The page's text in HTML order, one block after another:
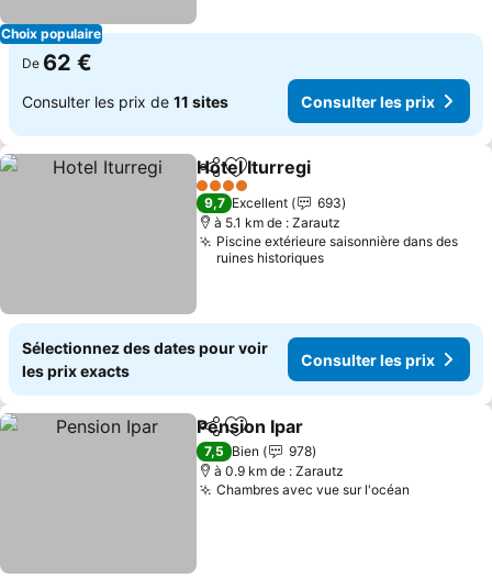
Choix populaire
De 62 €
Consulter les prix de 11 sites Consulter les prix
PartagerAjouter à mes favoris
Hotel Iturregi
4 Étoiles
9,7 Excellent
693
à 5.1 km de : Zarautz
Piscine extérieure saisonnière dans des
ruines historiques
Sélectionnez des dates pour voir
les prix exacts
Consulter les prix
PartagerAjouter à mes favoris
Pension Ipar
7,5 Bien
978
à 0.9 km de : Zarautz
Chambres avec vue sur l'océan